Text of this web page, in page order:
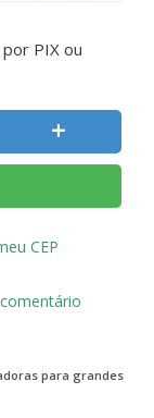
PIX ou
+
CEP
para grandes